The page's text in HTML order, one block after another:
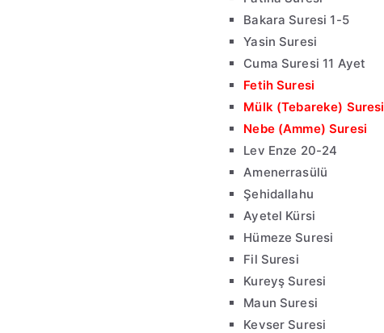
Bakara Suresi 1-5
Yasin Suresi
Cuma Suresi 11 Ayet
Fetih Suresi
Mülk (Tebareke) Suresi
Nebe (Amme) Suresi
Lev Enze 20-24
Amenerrasülü
Şehidallahu
Ayetel Kürsi
Hümeze Suresi
Fil Suresi
Kureyş Suresi
Maun Suresi
Kevser Suresi